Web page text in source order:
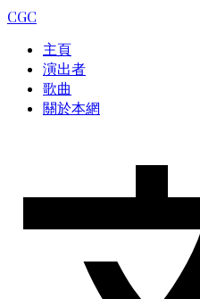
CGC
主頁
演出者
歌曲
關於本網